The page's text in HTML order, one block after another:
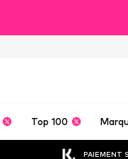
Top 100
PAIEMENT